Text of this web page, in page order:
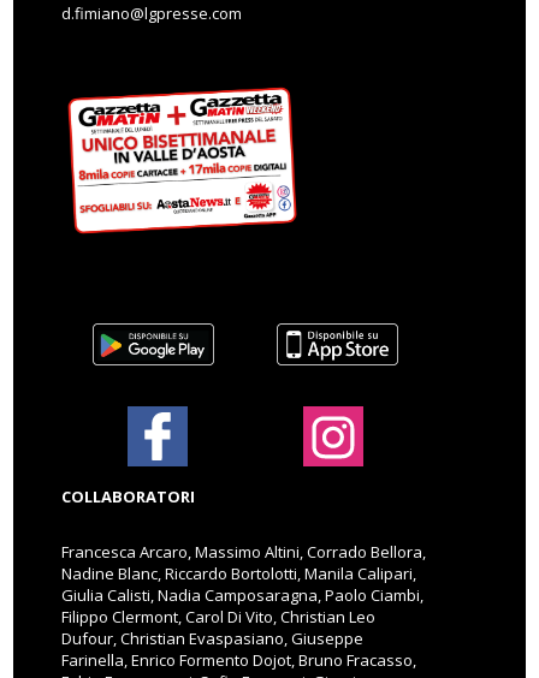
d.fimiano@lgpresse.com
COLLABORATORI
Francesca Arcaro, Massimo Altini, Corrado Bellora,
Nadine Blanc, Riccardo Bortolotti, Manila Calipari,
Giulia Calisti, Nadia Camposaragna, Paolo Ciambi,
Filippo Clermont, Carol Di Vito, Christian Leo
Dufour, Christian Evaspasiano, Giuseppe
Farinella, Enrico Formento Dojot, Bruno Fracasso,